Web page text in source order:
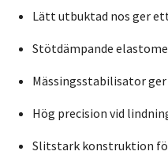
Lätt utbuktad nos ger
Stötdämpande
Mässingsstabilisator
Hög precision vid
Slitstark konstruktion